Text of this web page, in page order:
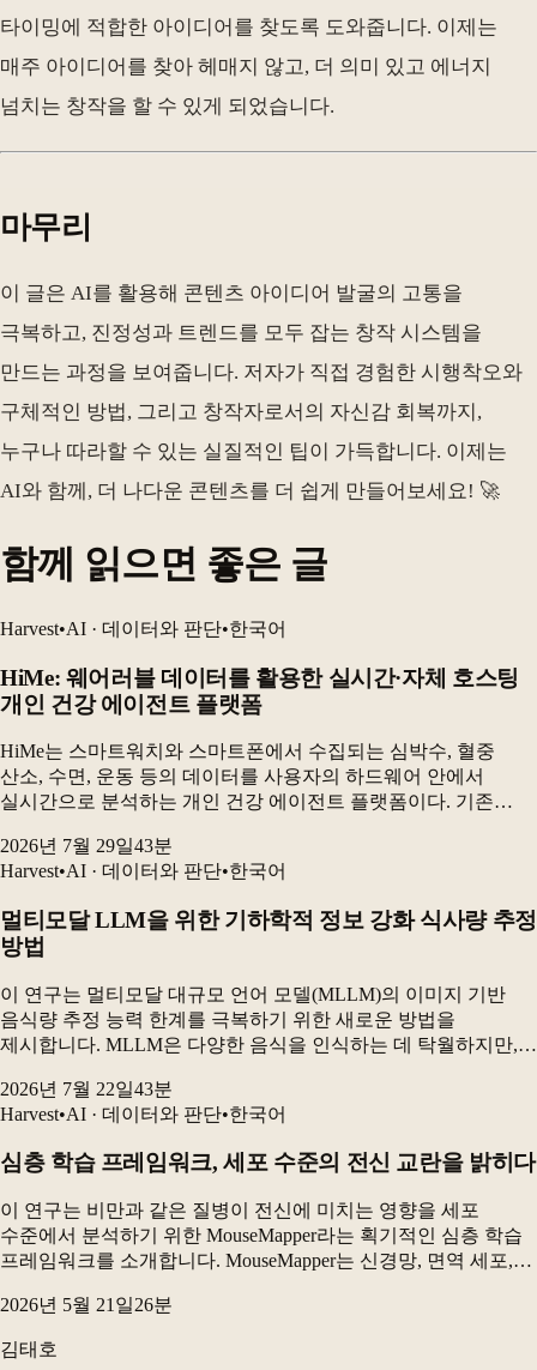
타이밍에 적합한 아이디어를 찾도록 도와줍니다. 이제는
매주 아이디어를 찾아 헤매지 않고, 더 의미 있고 에너지
넘치는 창작을 할 수 있게 되었습니다.
마무리
이 글은 AI를 활용해 콘텐츠 아이디어 발굴의 고통을
극복하고, 진정성과 트렌드를 모두 잡는 창작 시스템을
만드는 과정을 보여줍니다. 저자가 직접 경험한 시행착오와
구체적인 방법, 그리고 창작자로서의 자신감 회복까지,
누구나 따라할 수 있는 실질적인 팁이 가득합니다. 이제는
AI와 함께, 더 나다운 콘텐츠를 더 쉽게 만들어보세요! 🚀
함께 읽으면 좋은 글
Harvest•AI · 데이터와 판단•한국어
HiMe: 웨어러블 데이터를 활용한 실시간·자체 호스팅
개인 건강 에이전트 플랫폼
HiMe는 스마트워치와 스마트폰에서 수집되는 심박수, 혈중
산소, 수면, 운동 등의 데이터를 사용자의 하드웨어 안에서
실시간으로 분석하는 개인 건강 에이전트 플랫폼이다. 기존
데이터베이스를 핵심 구성요소로 삼고, 실시간 감지와
장기적인...
2026년 7월 29일43분
Harvest•AI · 데이터와 판단•한국어
멀티모달 LLM을 위한 기하학적 정보 강화 식사량 추정
방법
이 연구는 멀티모달 대규모 언어 모델(MLLM)의 이미지 기반
음식량 추정 능력 한계를 극복하기 위한 새로운 방법을
제시합니다. MLLM은 다양한 음식을 인식하는 데 탁월하지만,
어려움을 겪습니다. 본 연구는 고정된 상용 MLLM...
2026년 7월 22일43분
Harvest•AI · 데이터와 판단•한국어
심층 학습 프레임워크, 세포 수준의 전신 교란을 밝히다
이 연구는 비만과 같은 질병이 전신에 미치는 영향을 세포
수준에서 분석하기 위한 MouseMapper라는 획기적인 심층 학습
프레임워크를 소개합니다. MouseMapper는 신경망, 면역 세포,
전신 변화를 정확하게 파악할 수...
2026년 5월 21일26분
김태호